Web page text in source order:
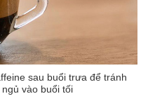
sau buổi trưa để tránh
vào buổi tối